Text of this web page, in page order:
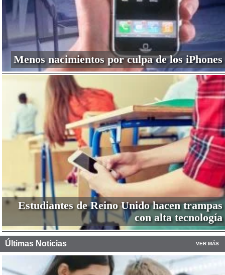
Menos nacimientos por culpa de los iPhones
Estudiantes de Reino Unido hacen trampas
con alta tecnología
Últimas Noticias VER MÁS